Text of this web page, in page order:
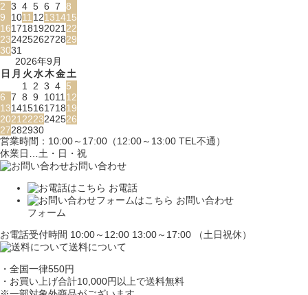
2 3 4 5 6 7 8
9
101112131415
16171819202122
23242526272829
3031
2026年9月
日 月 火水木金土
1 2 3 4 5
6 7 8 9 101112
13141516171819
20212223242526
27282930
営業時間：10:00～17:00（12:00～13:00 TEL不通）
休業日…土・日・祝
お問い合わせ
お電話
お問い合わせ
フォーム
お電話受付時間 10:00～12:00 13:00～17:00 （土日祝休）
送料について
・全国一律550円
・お買い上げ合計10,000円 以上で送料無料